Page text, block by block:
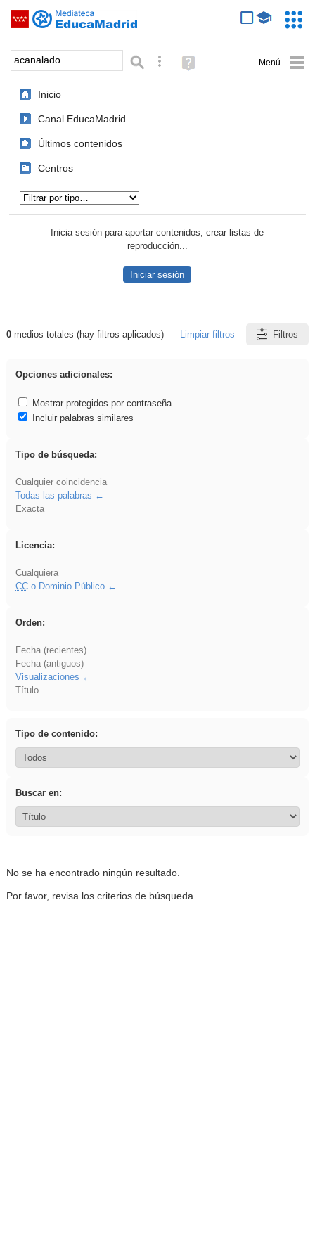
Saltar navegación
Palabra o frase: Búsqueda avanzada
Ayuda
(en
Inicio
Canal EducaMadrid
Últimos contenidos
Centros
Inicia sesión para aportar contenidos, crear listas de
reproducción...
Iniciar sesión
Resultados de: acanalado
0medios totales (hay filtros aplicados) Limpiar filtros Filtros
Opciones adicionales:
Mostrar protegidos por contraseña
Incluir palabras similares
Tipo de búsqueda:
Cualquier coincidencia
Todas las palabras
Exacta
Licencia:
Cualquiera
CCo Dominio Público
Orden:
Fecha (recientes)
Fecha (antiguos)
Visualizaciones
Título
Tipo de contenido:
Buscar en:
No se ha encontrado ningún resultado.
Por favor, revisa los criterios de búsqueda.